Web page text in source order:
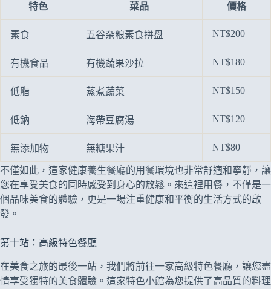
特色 菜品 價格
素食 五谷杂粮素食拼盘 NT$200
有機食品 有機蔬果沙拉 NT$180
低脂 蒸煮蔬菜 NT$150
低鈉 海帶豆腐湯 NT$120
無添加物 無糖果汁 NT$80
不僅如此，這家健康養生餐廳的用餐環境也非常舒適和寧靜，讓
您在享受美食的同時感受到身心的放鬆。來這裡用餐，不僅是一
個品味美食的體驗，更是一場注重健康和平衡的生活方式的啟
發。
第十站：高級特色餐廳
在美食之旅的最後一站，我們將前往一家高級特色餐廳，讓您盡
情享受獨特的美食體驗。這家特色小館為您提供了高品質的料理